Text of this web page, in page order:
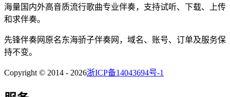
海量国内外高音质流行歌曲专业伴奏，支持试听、下载、上传
和求伴奏。
先锋伴奏网 原名东海骄子伴奏网 ，域名、账号、订单及服务保
持不变。
Copyright © 2014 - 2026浙ICP备14043694号-1